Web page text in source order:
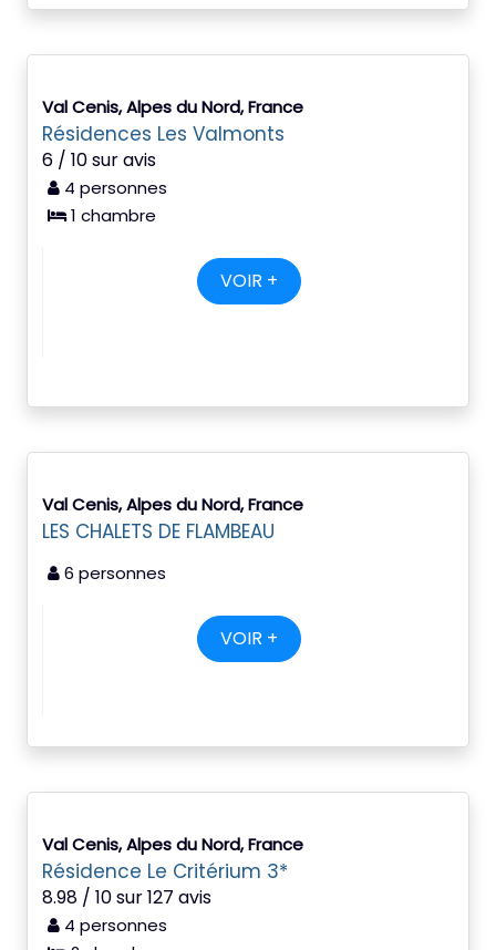
Val Cenis, Alpes du Nord, France
Résidences Les Valmonts
6 / 10 sur avis
4 personnes
1 chambre
VOIR +
Val Cenis, Alpes du Nord, France
LES CHALETS DE FLAMBEAU
6 personnes
VOIR +
Val Cenis, Alpes du Nord, France
Résidence Le Critérium 3*
8.98 / 10 sur 127 avis
4 personnes